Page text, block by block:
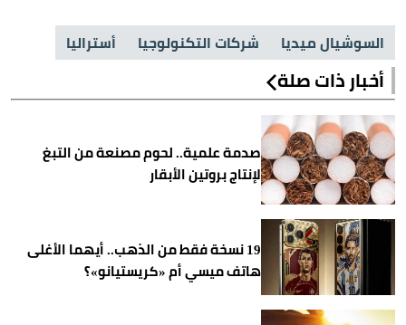
السوشيال ميديا شركات التكنولوجيا أستراليا
أخبار ذات صلة
صدمة علمية.. لحوم مصنعة من التبغ
لإنتاج بروتين الأبقار
19 نسخة فقط من الذهب.. أيهما الأغلى
هاتف ميسي أم «كريستيانو»؟